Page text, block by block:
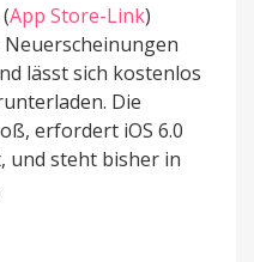
App Store-Link)
lässt sich kostenlos
Die
erfordert iOS 6.0
und steht bisher in